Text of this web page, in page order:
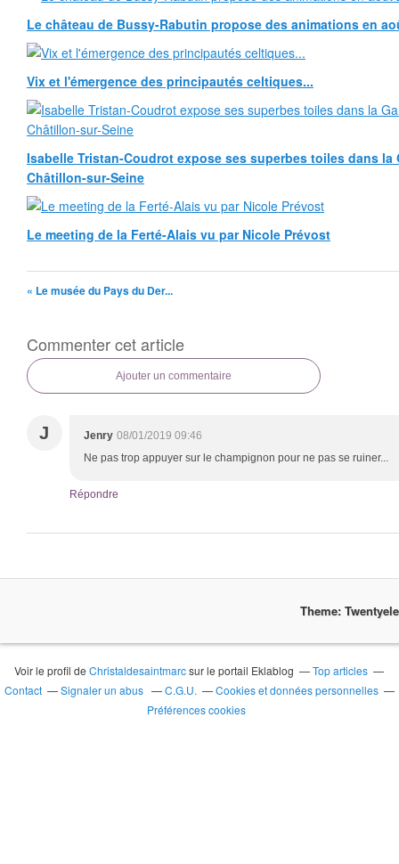
Le château de Bussy-Rabutin propose des animations en
Vix et l'émergence des principautés celtiques...
Isabelle Tristan-Coudrot expose ses superbes toiles dans la
Châtillon-sur-Seine
Le meeting de la Ferté-Alais vu par Nicole Prévost
« Le musée du Pays du Der...
Commenter cet article
Ajouter un commentaire
J Jenry 08/01/2019 09:46
Ne pas trop appuyer sur le champignon pour ne pas se ruiner...
Répondre
Theme:
Voir le profil deChristaldesaintmarcsur le portail Eklablog
Top articles
Contact
Signaler un abus C.G.U.
Cookies et données personnelles
Préférences cookies